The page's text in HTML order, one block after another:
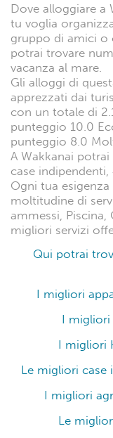
Dove alloggiare a
tu voglia
gruppo di amici o
potrai trovare
vacanza al mare.
Gli alloggi di
apprezzati dai
con un totale di
punteggio 10.0
punteggio 8.0
A Wakkanai
case
Ogni tua
moltitudine di
ammessi, Piscina,
migliori servizi
Qui potrai
I migliori
I migliori
I migliori
Le migliori case
I migliori
Le